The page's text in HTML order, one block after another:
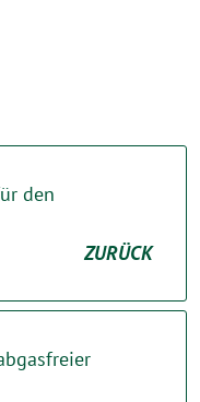
den
ZURÜCK